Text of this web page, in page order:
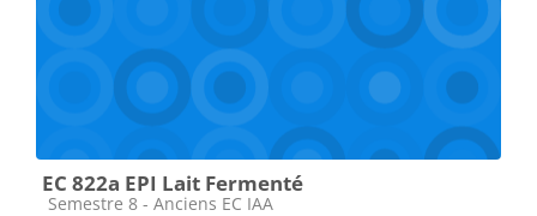
EC 822a EPI Lait Fermenté
Catégorie de cours
Semestre 8 - Anciens EC IAA